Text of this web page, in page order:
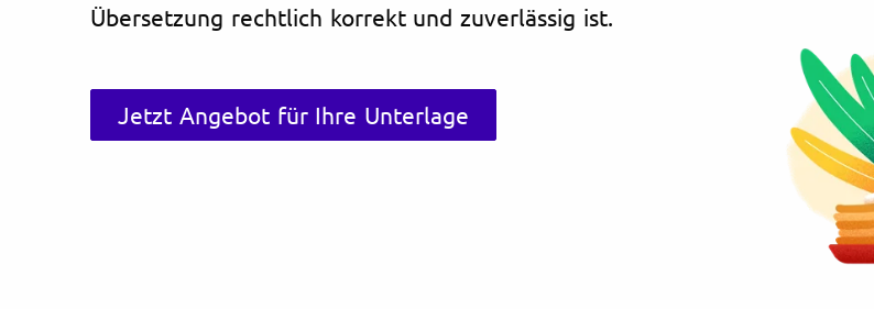
Übersetzung rechtlich korrekt und zuverlässig ist.
Jetzt Angebot für Ihre Unterlage